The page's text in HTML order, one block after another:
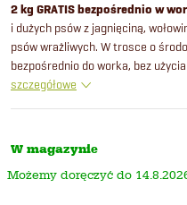
2 kg GRATIS bezpośrednio w
i dużych psów z jagnięciną,
psów wrażliwych. W trosce o
bezpośrednio do worka, bez
szczegółowe
W magazynie